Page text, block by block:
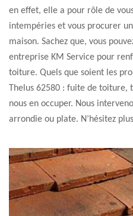
en effet, elle a pour rôle de
intempéries et vous procurer
maison. Sachez que, vous
entreprise KM Service pour
toiture. Quels que soient les
Thelus 62580 : fuite de
nous en occuper. Nous
arrondie ou plate. N’hésitez